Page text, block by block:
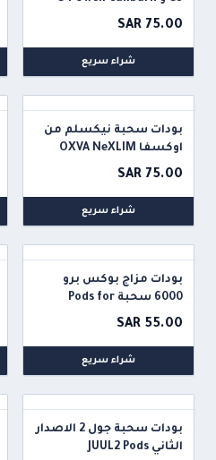
GPP Pod
SAR 75.00
شراء سريع
بودات سحبة نيكسلم من
اوكسفا OXVA NeXLIM
Replacement Pods
SAR 75.00
شراء سريع
بودات مزاج بوكس برو
6000 سحبة Pods for
Mazaj Box Pro
SAR 55.00
شراء سريع
بودات سحبة جول 2 الاصدار
الثاني JUUL2 Pods